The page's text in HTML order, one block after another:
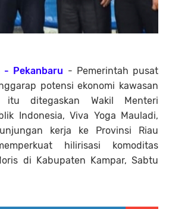
- Pekanbaru - Pemerintah pusat
potensi ekonomi kawasan
itu ditegaskan Wakil Menteri
Indonesia, Viva Yoga Mauladi,
kerja ke Provinsi Riau
hilirisasi komoditas
di Kabupaten Kampar, Sabtu